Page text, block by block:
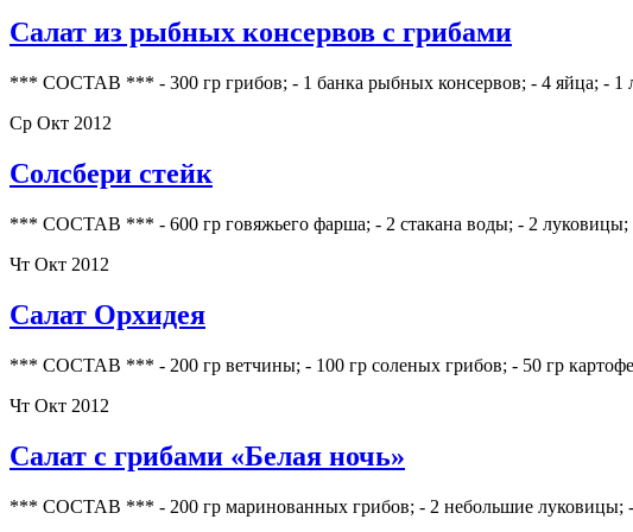
Салат из рыбных консервов с грибами
*** СОСТАВ *** - 300 гр грибов; - 1 банка рыбных консервов; - 4 яйца; - 1
Ср Окт 2012
Солсбери стейк
*** СОСТАВ *** - 600 гр говяжьего фарша; - 2 стакана воды; - 2 луковицы; -
Чт Окт 2012
Салат Орхидея
*** СОСТАВ *** - 200 гр ветчины; - 100 гр соленых грибов; - 50 гр
Чт Окт 2012
Салат с грибами «Белая ночь»
*** СОСТАВ *** - 200 гр маринованных грибов; - 2 небольшие луковицы; -